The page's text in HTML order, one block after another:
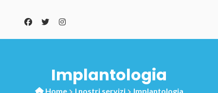
Implantologia
Home I nostri servizi Implantologia